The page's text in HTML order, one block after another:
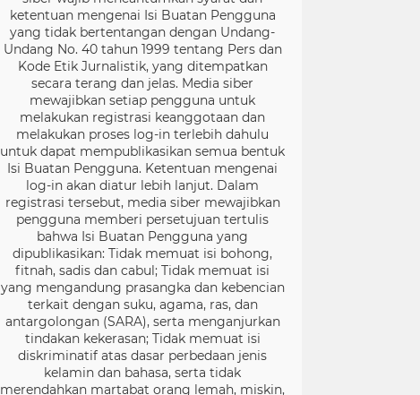
ketentuan mengenai Isi Buatan Pengguna
yang tidak bertentangan dengan Undang-
Undang No. 40 tahun 1999 tentang Pers dan
Kode Etik Jurnalistik, yang ditempatkan
secara terang dan jelas. Media siber
mewajibkan setiap pengguna untuk
melakukan registrasi keanggotaan dan
melakukan proses log-in terlebih dahulu
untuk dapat mempublikasikan semua bentuk
Isi Buatan Pengguna. Ketentuan mengenai
log-in akan diatur lebih lanjut. Dalam
registrasi tersebut, media siber mewajibkan
pengguna memberi persetujuan tertulis
bahwa Isi Buatan Pengguna yang
dipublikasikan: Tidak memuat isi bohong,
fitnah, sadis dan cabul; Tidak memuat isi
yang mengandung prasangka dan kebencian
terkait dengan suku, agama, ras, dan
antargolongan (SARA), serta menganjurkan
tindakan kekerasan; Tidak memuat isi
diskriminatif atas dasar perbedaan jenis
kelamin dan bahasa, serta tidak
merendahkan martabat orang lemah, miskin,